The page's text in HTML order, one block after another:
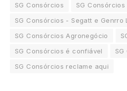
SG Consórcios
SG
SG Consórcios - Segatt e Genrro
SG Consórcios Agronegócio
SG Consórcios é confiável
SG Consórcios reclame aqui